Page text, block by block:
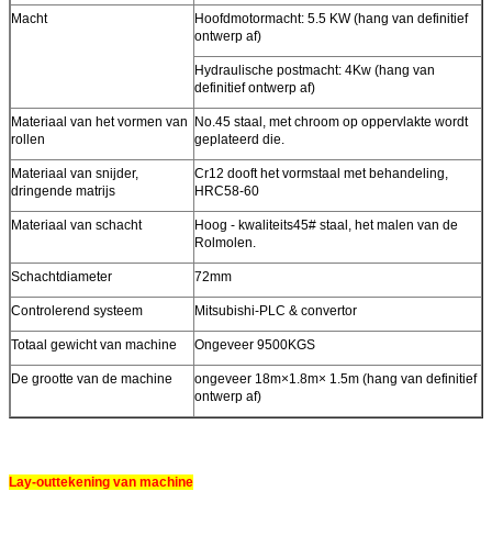
Macht
Hoofdmotormacht: 5.5 KW (hang van definitief
ontwerp af)
Hydraulische postmacht: 4Kw (hang van
definitief ontwerp af)
Materiaal van het vormen van
rollen
No.45 staal, met chroom op oppervlakte wordt
geplateerd die.
Materiaal van snijder,
dringende matrijs
Cr12 dooft het vormstaal met behandeling,
HRC58-60
Materiaal van schacht
Hoog - kwaliteits45# staal, het malen van de
Rolmolen.
Schachtdiameter 72mm
Controlerend systeem Mitsubishi-PLC & convertor
Totaal gewicht van machine Ongeveer 9500KGS
De grootte van de machine
ongeveer 18m×1.8m× 1.5m (hang van definitief
ontwerp af)
Lay-outtekening van machine